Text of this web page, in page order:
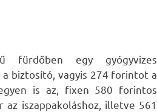
fürdőben egy gyógyvizes
biztosító, vagyis 274 forintot a
is az, fixen 580 forintos
iszappakoláshoz, illetve 561